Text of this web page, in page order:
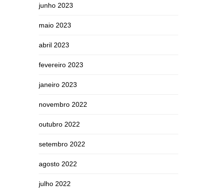
junho 2023
maio 2023
abril 2023
fevereiro 2023
janeiro 2023
novembro 2022
outubro 2022
setembro 2022
agosto 2022
julho 2022